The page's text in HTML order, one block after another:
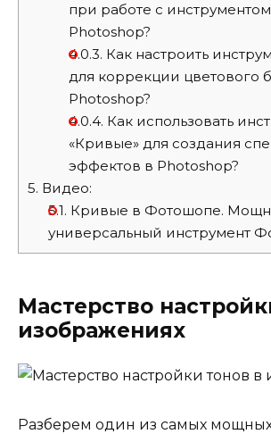
при работе с
Photoshop?
4.0.3. Как настроить
для коррекции цветового
Photoshop?
4.0.4. Как использовать
«Кривые» для создания
эффектов в Photoshop?
5. Видео:
5.1. Кривые в Фотошопе.
универсальный инструмент
Мастерство
изображениях
Разберем один из самых